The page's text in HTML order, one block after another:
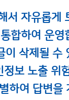
서 자유롭게
합하여 운영
삭제될 수
보 노출 위
하여 답변을